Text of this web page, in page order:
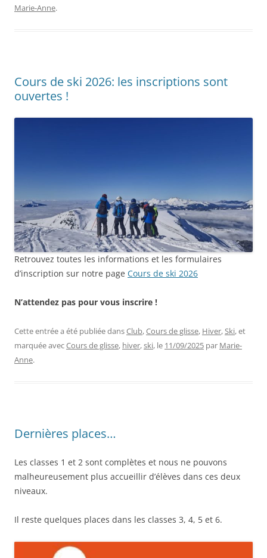
Marie-Anne.
Cours de ski 2026: les inscriptions sont
ouvertes !
Retrouvez toutes les informations et les formulaires
d’inscription sur notre page Cours de ski 2026
N’attendez pas pour vous inscrire !
Cette entrée a été publiée dansClub,Cours de glisse, Hiver,Ski, et
marquée avecCours de glisse, hiver,ski, le 11/09/2025 par Marie-
Anne.
Dernières places…
Les classes 1 et 2 sont complètes et nous ne pouvons
malheureusement plus accueillir d’élèves dans ces deux
niveaux.
Il reste quelques places dans les classes 3, 4, 5 et 6.